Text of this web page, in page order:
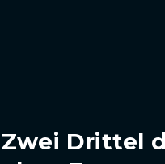
Zwei Drittel